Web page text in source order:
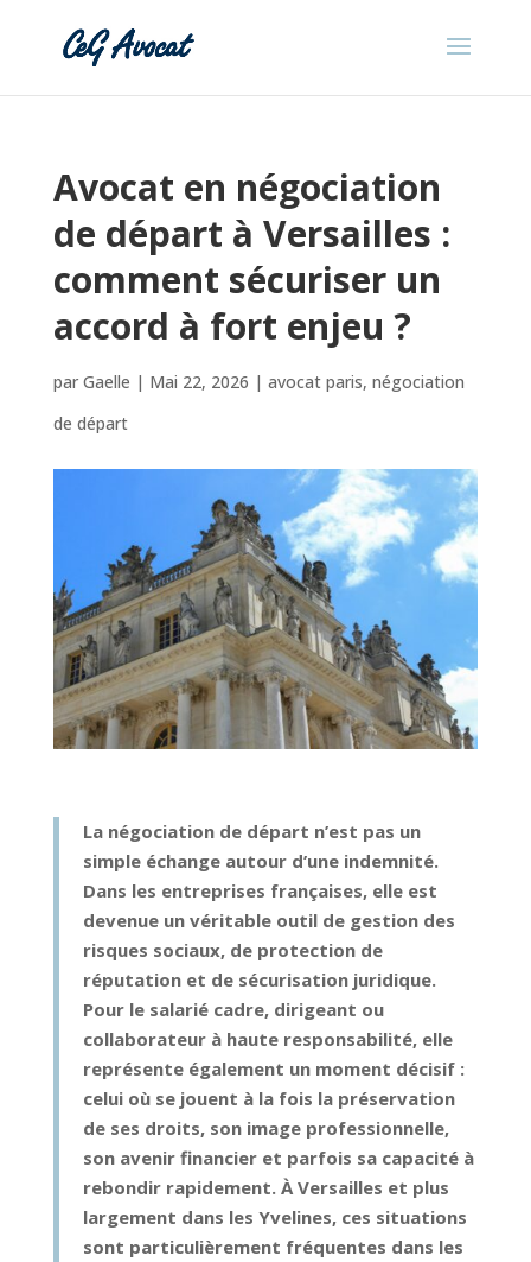
Avocat en négociation
de départ à Versailles :
comment sécuriser un
accord à fort enjeu ?
par Gaelle | Mai 22, 2026 | avocat paris, négociation
de départ
La négociation de départ n’est pas un
simple échange autour d’une indemnité.
Dans les entreprises françaises, elle est
devenue un véritable outil de gestion des
risques sociaux, de protection de
réputation et de sécurisation juridique.
Pour le salarié cadre, dirigeant ou
collaborateur à haute responsabilité, elle
représente également un moment décisif :
celui où se jouent à la fois la préservation
de ses droits, son image professionnelle,
son avenir financier et parfois sa capacité à
rebondir rapidement. À Versailles et plus
largement dans les Yvelines, ces situations
sont particulièrement fréquentes dans les